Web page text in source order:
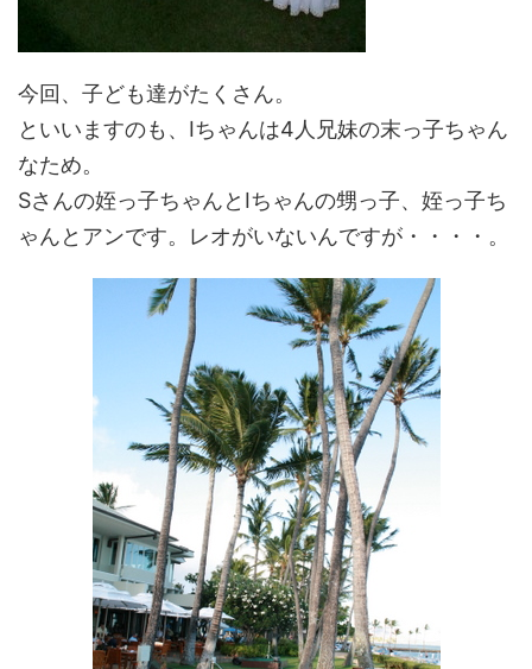
今回、子ども達がたくさん。
といいますのも、Iちゃんは4人兄妹の末っ子ちゃん
なため。
Sさんの姪っ子ちゃんとIちゃんの甥っ子、姪っ子ち
ゃんとアンです。レオがいないんですが・・・・。